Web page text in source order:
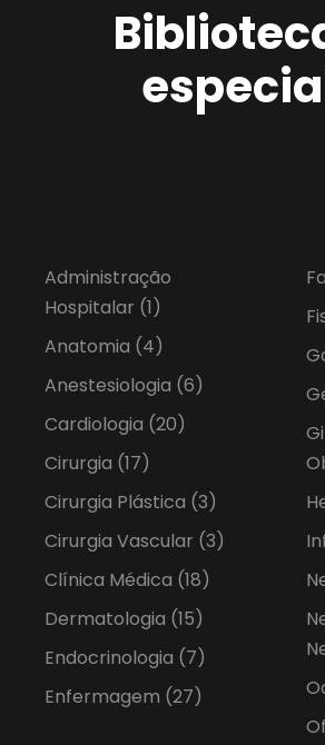
Administração
Hospitalar (1)
Anatomia (4)
Anestesiologia (6)
Cardiologia (20)
Cirurgia (17)
Cirurgia Plástica (3)
Cirurgia Vascular (3)
Clínica Médica (18)
Dermatologia (15)
Endocrinologia (7)
Enfermagem (27)